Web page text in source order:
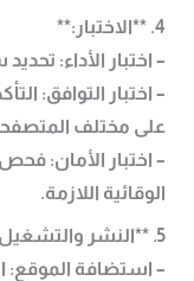
4. **الاختبار:**
– اختبار الأداء:
– اختبار التوافق:
على مختلف
– اختبار الأمان: فحص
الوقائية اللازمة.
5. **النشر والتشغيل:**
– استضافة الموقع: